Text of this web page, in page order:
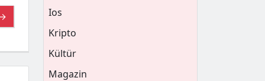
Ios
Kripto
Kültür
Magazin